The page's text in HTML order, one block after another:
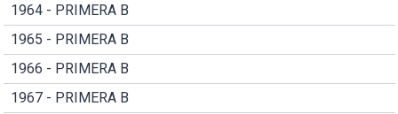
1964 - PRIMERA B
1965 - PRIMERA B
1966 - PRIMERA B
1967 - PRIMERA B